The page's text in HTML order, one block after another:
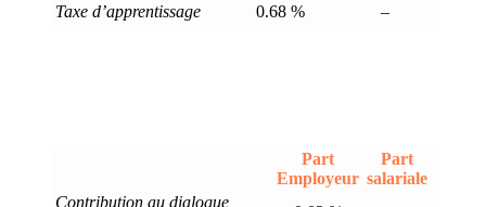
Taxe d’apprentissage
0.68 % –
Part
Employeur
Part
salariale
Contribution au dialogue